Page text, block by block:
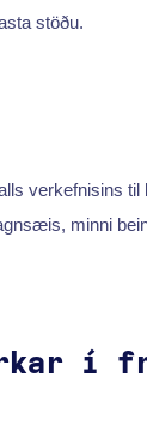
stöðu.
verkefnisins
minni
í